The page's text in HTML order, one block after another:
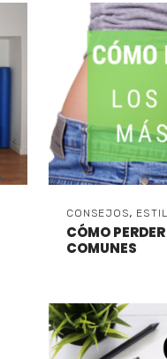
CONSEJOS,
CÓMO
COMUNES